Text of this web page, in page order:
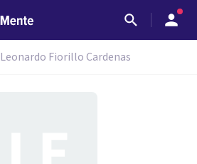
Leonardo Fiorillo Cardenas